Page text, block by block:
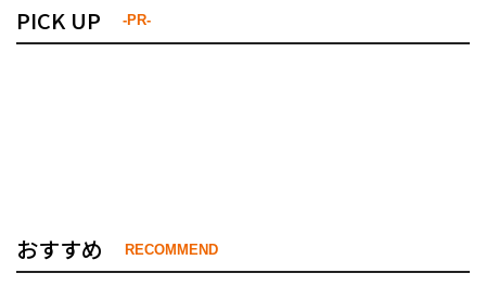
PICK UP -PR-
おすすめ RECOMMEND